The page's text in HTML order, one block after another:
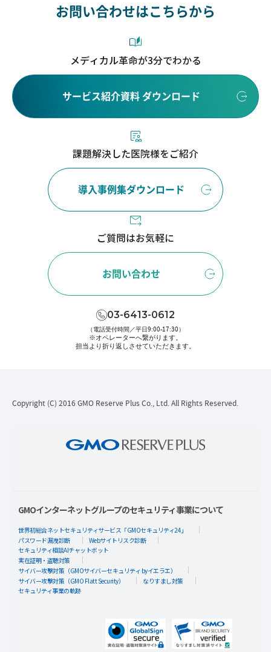
お問い合わせはこちらから
メディカル革命が3分でわかる
サービス紹介資料 ダウンロード
課題解決した医院様をご紹介
導入事例集ダウンロード
ご質問はお気軽に
お問い合わせ
03-6413-0612
（電話受付時間／平日9:00-17:30）
※オペレーターへ繋がります。
担当より折り返しさせていただきます。
Copyright (C) 2016 GMO Reserve Plus Co., Ltd. All Rights Reserved.
GMOインターネットグループのセキュリティ事業について
世界初総合ネットセキュリティサービス「GMOセキュリティ24」
パスワード漏洩診断
Webサイトリスク診断
セキュリティ相談AIチャットボット
実在証明・盗聴対策
サイバー攻撃対策（GMOサイバーセキュリティ byイエラエ）
サイバー攻撃対策（GMO Flatt Security）
なりすまし対策
セキュリティ事業の軌跡